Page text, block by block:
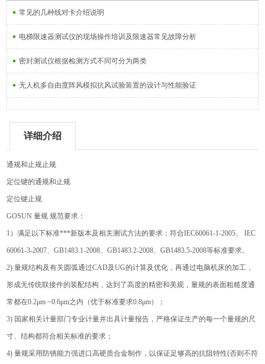
常见的几种线对卡介绍说明
电梯限速器测试仪的现场操作培训及限速器常见故障分析
密封测试仪根据检测方式不同可分为两类
无人机多自由度阵风模拟抗风试验装置的设计与性能验证
详细介绍
通规和止规止规
定位键的通规和止规
定位键止规
GOSUN 量规 规范要求：
1 ）满足以下标准***新版本及相关测试方法的要求：符合IEC60061-1-2005、 IEC
60061-3-2007、GB1483.1-2008、GB1483.2-2008、GB1483.5-2008等标准要求。
2) 量规结构及有关圆弧通过CAD及UG的计算及优化，再通过电脑机床的加工，
形成无传统联接件的装配结构，达到了高度的精密和美观，量规的表面粗糙度通
常都在0.2μm ~0.6μm之内（优于标准要求0.8μm）；
3) 国家相关计量部门专业计量并出具计量报告，严格保证生产的每一个量规的尺
寸、结构都符合相关标准的要求；
4)量规采用防锈能力强进口高硬质合金制作，以保证足够高的抗阻特性(否则不符